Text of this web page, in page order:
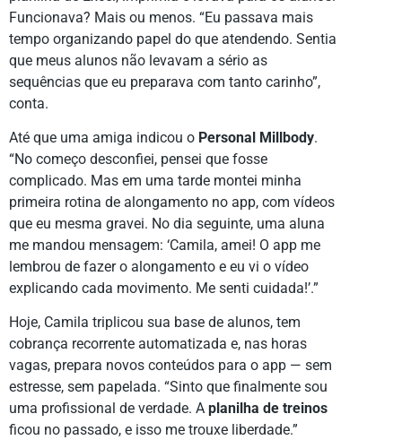
Funcionava? Mais ou menos. “Eu passava mais
tempo organizando papel do que atendendo. Sentia
que meus alunos não levavam a sério as
sequências que eu preparava com tanto carinho”,
conta.
Até que uma amiga indicou o Personal Millbody.
“No começo desconfiei, pensei que fosse
complicado. Mas em uma tarde montei minha
primeira rotina de alongamento no app, com vídeos
que eu mesma gravei. No dia seguinte, uma aluna
me mandou mensagem: ‘Camila, amei! O app me
lembrou de fazer o alongamento e eu vi o vídeo
explicando cada movimento. Me senti cuidada!’.”
Hoje, Camila triplicou sua base de alunos, tem
cobrança recorrente automatizada e, nas horas
vagas, prepara novos conteúdos para o app — sem
estresse, sem papelada. “Sinto que finalmente sou
uma profissional de verdade. A planilha de treinos
ficou no passado, e isso me trouxe liberdade.”